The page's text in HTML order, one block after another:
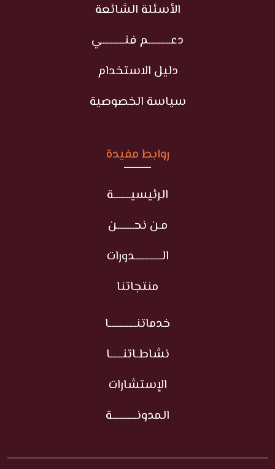
الأسئلة الشائعة
دعـــــــــم فنـــــــــي
دليل الاستخدام
سياسة الخصوصية
روابط مفيدة
الرئيسيـــــــة
مـن نحـــــــن
الـــــــــــدورات
منتجاتنا
خدماتنـــــــــــا
نشاطـاتنـــــا
الإستشارات
المدونــــــــــة